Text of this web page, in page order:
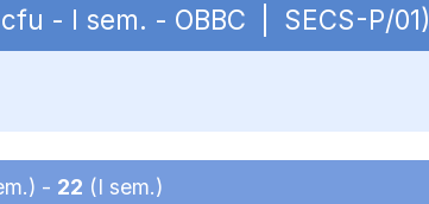
- I sem. - OBBC | SECS-P/01)
- 22 (I sem.)